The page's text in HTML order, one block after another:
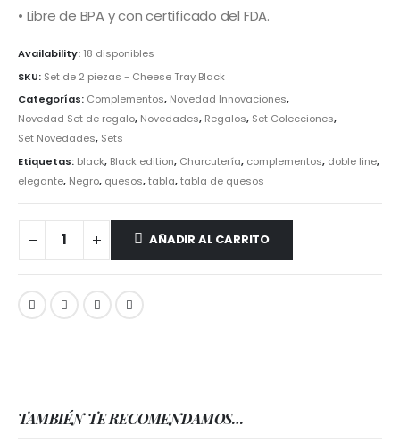
• Libre de BPA y con certificado del FDA.
Availability: 18 disponibles
SKU: Set de 2 piezas - Cheese Tray Black
Categorías: Complementos, Novedad Innovaciones,
Novedad Set de regalo, Novedades, Regalos, Set Colecciones,
Set Novedades, Sets
Etiquetas: black, Black edition, Charcutería, complementos, doble line,
elegante, Negro, quesos,tabla,tabla de quesos
AÑADIR AL CARRITO
TAMBIÉN TE RECOMENDAMOS…